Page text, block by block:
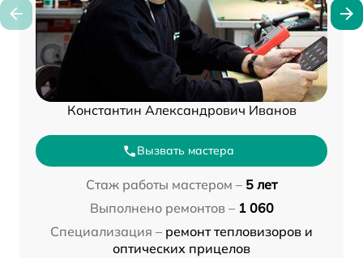
Константин Александрович Иванов
Вызвать мастера
Стаж работы мастером – 5 лет
Выполнено ремонтов – 1 060
Специализация – ремонт тепловизоров и
оптических прицелов